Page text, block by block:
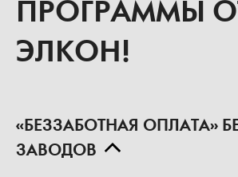
ПРОГРАММЫ
ЭЛКОН!
«БЕЗЗАБОТНАЯ ОПЛАТА»
ЗАВОДОВ